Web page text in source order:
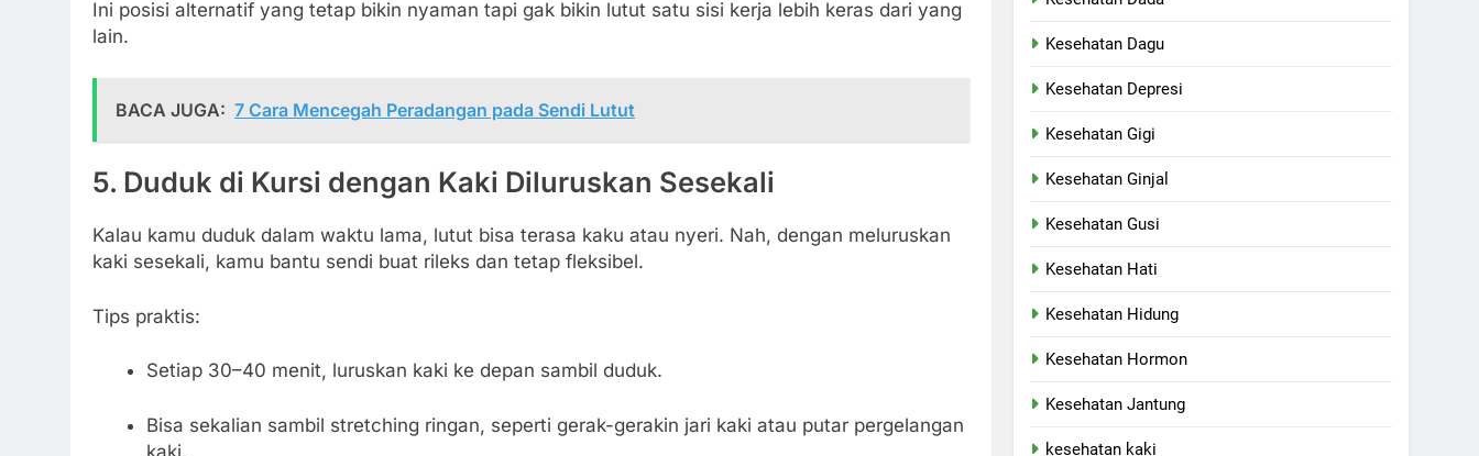
Ini posisi alternatif yang tetap bikin nyaman tapi gak bikin lutut satu sisi kerja lebih keras dari yang
lain.
BACA JUGA: 7 Cara Mencegah Peradangan pada Sendi Lutut
5. Duduk di Kursi dengan Kaki Diluruskan Sesekali
Kalau kamu duduk dalam waktu lama, lutut bisa terasa kaku atau nyeri. Nah, dengan meluruskan
kaki sesekali, kamu bantu sendi buat rileks dan tetap fleksibel.
Tips praktis:
Setiap 30–40 menit, luruskan kaki ke depan sambil duduk.
Bisa sekalian sambil stretching ringan, seperti gerak-gerakin jari kaki atau putar pergelangan
kaki.
Kesehatan Dagu
Kesehatan Depresi
Kesehatan Gigi
Kesehatan Ginjal
Kesehatan Gusi
Kesehatan Hati
Kesehatan Hidung
Kesehatan Hormon
Kesehatan Jantung
kesehatan kaki